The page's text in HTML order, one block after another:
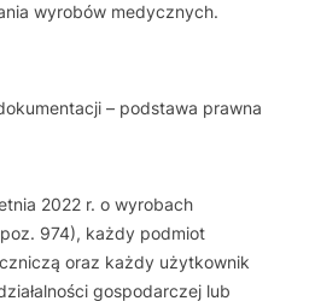
wyrobów medycznych.
– podstawa prawna
2022 r. o wyrobach
974), każdy podmiot
oraz każdy użytkownik
gospodarczej lub